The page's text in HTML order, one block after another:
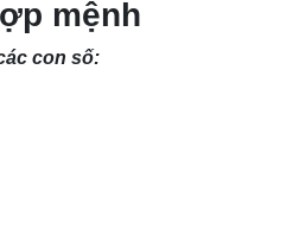
mệnh
con số: